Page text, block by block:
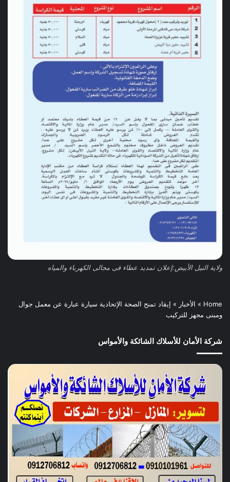
ولاية النيل الأبيض:إعلان تمديد عطاء فى مجالى الكهرباء والمياه
Home
» الأخبار » إيقاد تمنح الصحة الإتحادية سيارة عبارة عن معمل جوال
ومبنى مجهز للتركيب
شركة الأمان للأسلاك الشائكة والأمواس